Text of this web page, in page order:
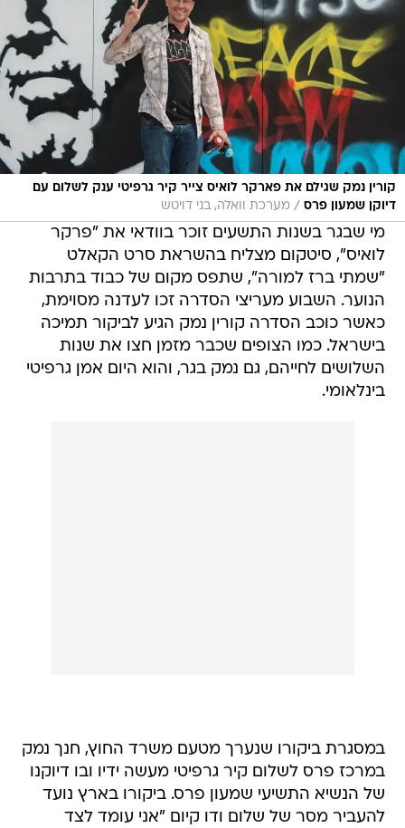
קורין נמק שגילם את פארקר לואיס צייר קיר גרפיטי ענק לשלום עם
דיוקן שמעון פרס / מערכת וואלה, בני דויטש
מי שבגר בשנות התשעים זוכר בוודאי את "פרקר
לואיס", סיטקום מצליח בהשראת סרט הקאלט
"שמתי ברז למורה", שתפס מקום של כבוד בתרבות
הנוער. השבוע מעריצי הסדרה זכו לעדנה מסוימת,
כאשר כוכב הסדרה קורין נמק הגיע לביקור תמיכה
בישראל. כמו הצופים שכבר מזמן חצו את שנות
השלושים לחייהם, גם נמק בגר, והוא היום אמן גרפיטי
בינלאומי.
במסגרת ביקורו שנערך מטעם משרד החוץ, חנך נמק
במרכז פרס לשלום קיר גרפיטי מעשה ידיו ובו דיוקנו
של הנשיא התשיעי שמעון פרס. ביקורו בארץ נועד
להעביר מסר של שלום ודו קיום "אני עומד לצד